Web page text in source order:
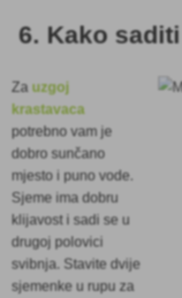
6. Kako
Zauzgoj
krastavaca
potrebno vam je
dobro sunčano
mjesto i puno vode.
Sjeme ima dobru
klijavost i sadi se u
drugoj polovici
svibnja. Stavite dvije
sjemenke u rupu za